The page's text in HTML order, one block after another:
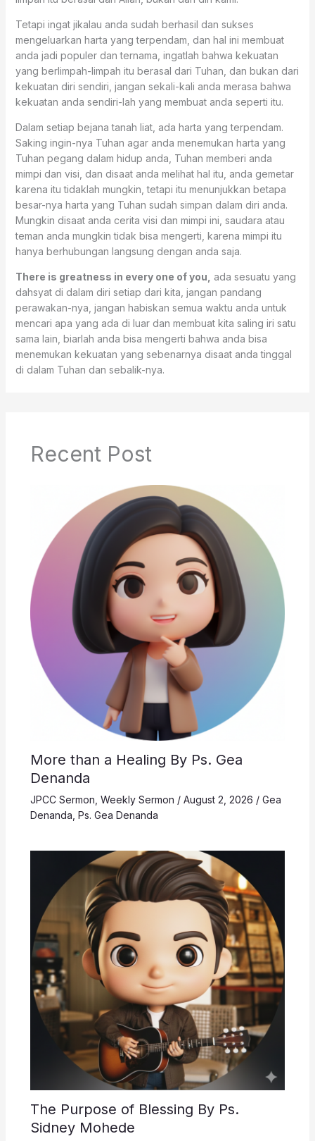
Tetapi ingat jikalau anda sudah berhasil dan sukses
mengeluarkan harta yang terpendam, dan hal ini membuat
anda jadi populer dan ternama, ingatlah bahwa kekuatan
yang berlimpah-limpah itu berasal dari Tuhan, dan bukan dari
kekuatan diri sendiri, jangan sekali-kali anda merasa bahwa
kekuatan anda sendiri-lah yang membuat anda seperti itu.
Dalam setiap bejana tanah liat, ada harta yang terpendam.
Saking ingin-nya Tuhan agar anda menemukan harta yang
Tuhan pegang dalam hidup anda, Tuhan memberi anda
mimpi dan visi, dan disaat anda melihat hal itu, anda gemetar
karena itu tidaklah mungkin, tetapi itu menunjukkan betapa
besar-nya harta yang Tuhan sudah simpan dalam diri anda.
Mungkin disaat anda cerita visi dan mimpi ini, saudara atau
teman anda mungkin tidak bisa mengerti, karena mimpi itu
hanya berhubungan langsung dengan anda saja.
There is greatness in every one of you, ada sesuatu yang
dahsyat di dalam diri setiap dari kita, jangan pandang
perawakan-nya, jangan habiskan semua waktu anda untuk
mencari apa yang ada di luar dan membuat kita saling iri satu
sama lain, biarlah anda bisa mengerti bahwa anda bisa
menemukan kekuatan yang sebenarnya disaat anda tinggal
di dalam Tuhan dan sebalik-nya.
Recent Post
More than a Healing By Ps. Gea
Denanda
JPCC Sermon Weekly Sermon / August 2, 2026 / Gea
Denanda Ps. Gea Denanda
The Purpose of Blessing By Ps.
Sidney Mohede